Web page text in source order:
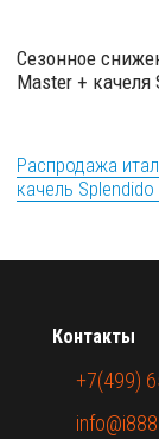
Сезонное
Master + качеля
Распродажа
качель
Контакты
+7(499)